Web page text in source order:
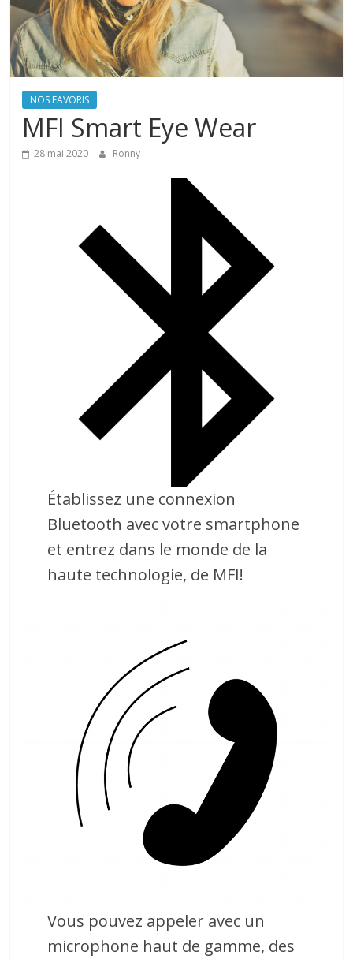
NOS FAVORIS
MFI Smart Eye Wear
28 mai 2020 Ronny
Établissez une connexion
Bluetooth avec votre smartphone
et entrez dans le monde de la
haute technologie, de MFI!
Vous pouvez appeler avec un
microphone haut de gamme, des